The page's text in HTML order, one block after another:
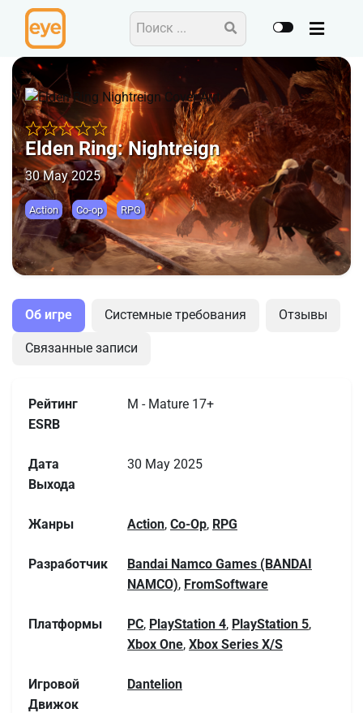
Elden Ring: Nightreign
30 May 2025
Action Co-op RPG
Об игре Системные требования Отзывы
Связанные записи
Рейтинг
ESRB
M - Mature 17+
Дата
Выхода
30 May 2025
Жанры Action, Co-Op, RPG
Разработчик
Bandai Namco Games (BANDAI
NAMCO), FromSoftware
Платформы PC, PlayStation 4, PlayStation 5,
Xbox One, Xbox Series X/S
Игровой
Движок
Dantelion